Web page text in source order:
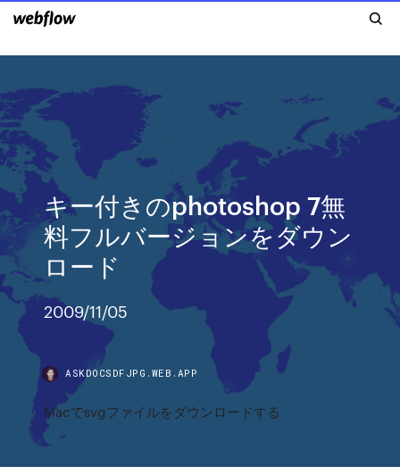
キー付きのphotoshop 7無
料フルバージョンをダウン
ロード
2009/11/05
ASKDOCSDFJPG.WEB.APP
Macでsvgファイルをダウンロードする